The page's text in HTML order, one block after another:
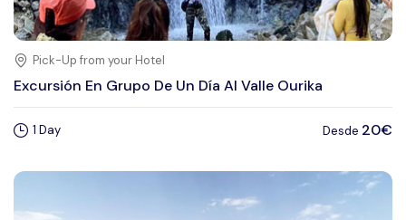
Pick-Up from your Hotel
Excursión En Grupo De Un Día Al Valle Ourika
1 Day Desde 20€